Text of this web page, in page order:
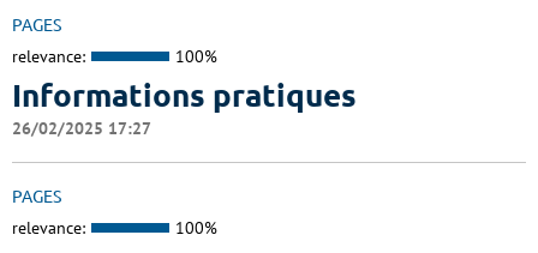
PAGES
relevance: 100%
Informations pratiques
26/02/2025 17:27
PAGES
relevance: 100%